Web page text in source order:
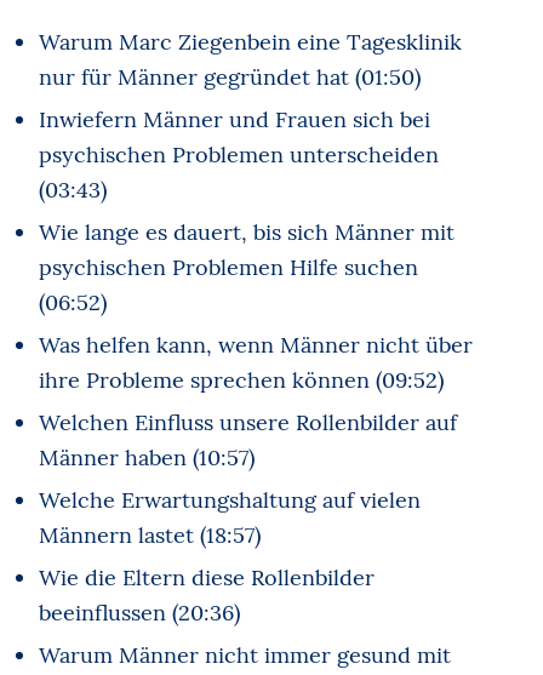
Warum Marc Ziegenbein eine Tagesklinik
nur für Männer gegründet hat (01:50)
Inwiefern Männer und Frauen sich bei
psychischen Problemen unterscheiden
(03:43)
Wie lange es dauert, bis sich Männer mit
psychischen Problemen Hilfe suchen
(06:52)
Was helfen kann, wenn Männer nicht über
ihre Probleme sprechen können (09:52)
Welchen Einfluss unsere Rollenbilder auf
Männer haben (10:57)
Welche Erwartungshaltung auf vielen
Männern lastet (18:57)
Wie die Eltern diese Rollenbilder
beeinflussen (20:36)
Warum Männer nicht immer gesund mit